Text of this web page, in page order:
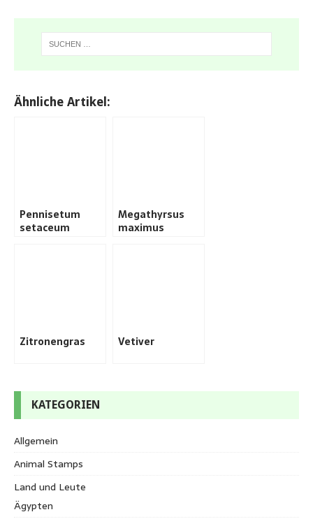
Ähnliche Artikel:
Pennisetum
setaceum
Megathyrsus
maximus
Zitronengras Vetiver
KATEGORIEN
Allgemein
Animal Stamps
Land und Leute
Ägypten